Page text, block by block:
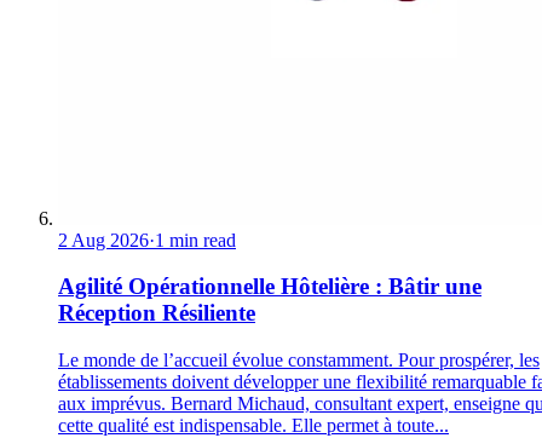
2 Aug 2026·1 min read
Agilité Opérationnelle Hôtelière : Bâtir une
Réception Résiliente
Le monde de l’accueil évolue constamment. Pour prospérer, les
établissements doivent développer une flexibilité remarquable
aux imprévus. Bernard Michaud, consultant expert, enseigne
cette qualité est indispensable. Elle permet à toute...